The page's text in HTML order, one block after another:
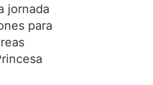
jornada
para